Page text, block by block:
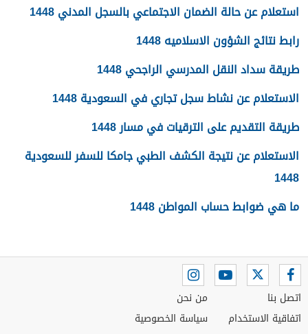
استعلام عن حالة الضمان الاجتماعي بالسجل المدني 1448
رابط نتائج الشؤون الاسلاميه 1448
طريقة سداد النقل المدرسي الراجحي 1448
الاستعلام عن نشاط سجل تجاري في السعودية 1448
طريقة التقديم على الترقيات في مسار 1448
الاستعلام عن نتيجة الكشف الطبي جامكا للسفر للسعودية
1448
ما هي ضوابط حساب المواطن 1448
اتصل بنا
اتفاقية الاستخدام
من نحن
سياسة الخصوصية